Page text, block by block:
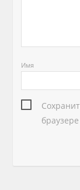
Имя